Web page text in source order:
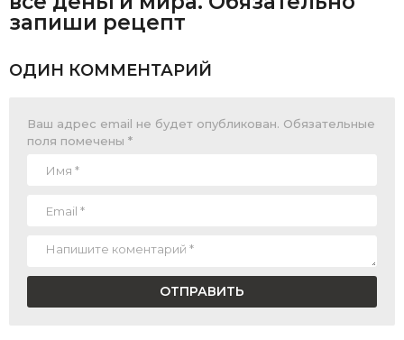
запиши рецепт
ОДИН КОММЕНТАРИЙ
Ваш адрес email не будет опубликован. Обязательные
поля помечены *